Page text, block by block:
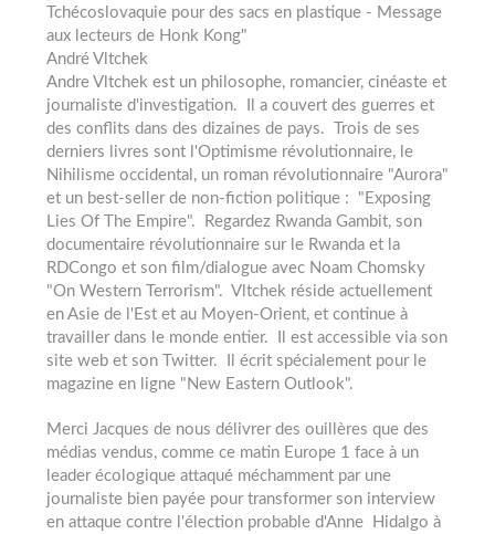
Tchécoslovaquie pour des sacs en plastique - Message
aux lecteurs de Honk Kong"
André Vltchek
Andre Vltchek est un philosophe, romancier, cinéaste et
journaliste d'investigation. Il a couvert des guerres et
des conflits dans des dizaines de pays. Trois de ses
derniers livres sont l'Optimisme révolutionnaire, le
Nihilisme occidental, un roman révolutionnaire "Aurora"
et un best-seller de non-fiction politique : "Exposing
Lies Of The Empire". Regardez Rwanda Gambit, son
documentaire révolutionnaire sur le Rwanda et la
RDCongo et son film/dialogue avec Noam Chomsky
"On Western Terrorism". Vltchek réside actuellement
en Asie de l'Est et au Moyen-Orient, et continue à
travailler dans le monde entier. Il est accessible via son
site web et son Twitter. Il écrit spécialement pour le
magazine en ligne "New Eastern Outlook".
Merci Jacques de nous délivrer des ouillères que des
médias vendus, comme ce matin Europe 1 face à un
leader écologique attaqué méchamment par une
journaliste bien payée pour transformer son interview
en attaque contre l'élection probable d'Anne Hidalgo à